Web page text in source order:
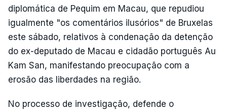
diplomática de Pequim em Macau, que repudiou
igualmente "os comentários ilusórios" de Bruxelas
este sábado, relativos à condenação da detenção
do ex-deputado de Macau e cidadão português Au
Kam San, manifestando preocupação com a
erosão das liberdades na região.
No processo de investigação, defende o